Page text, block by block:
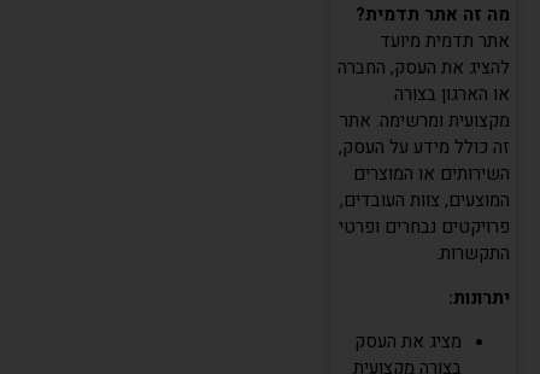
מה זה אתר תדמית?
אתר תדמית מיועד
להציג את העסק, החברה
או הארגון בצורה
מקצועית ומרשימה. אתר
זה כולל מידע על העסק,
השירותים או המוצרים
המוצעים, צוות העובדים,
פרויקטים נבחרים ופרטי
התקשרות.
יתרונות:
מציג את העסק
בצורה מקצועית